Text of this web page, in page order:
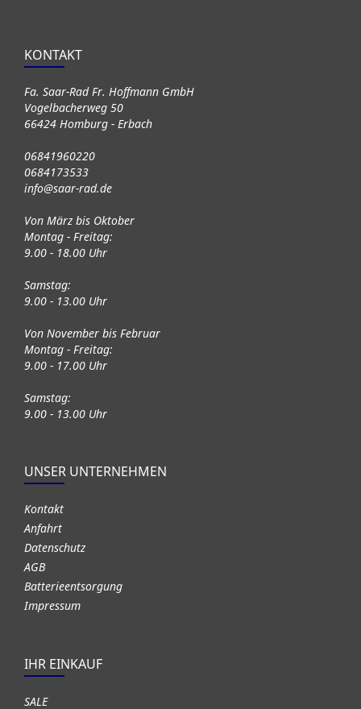
KONTAKT
Fa. Saar-Rad Fr. Hoffmann GmbH
Vogelbacherweg 50
66424 Homburg - Erbach
06841960220
0684173533
info@saar-rad.de
Von März bis Oktober
Montag - Freitag:
9.00 - 18.00 Uhr
Samstag:
9.00 - 13.00 Uhr
Von November bis Februar
Montag - Freitag:
9.00 - 17.00 Uhr
Samstag:
9.00 - 13.00 Uhr
UNSER UNTERNEHMEN
Kontakt
Anfahrt
Datenschutz
AGB
Batterieentsorgung
Impressum
IHR EINKAUF
SALE